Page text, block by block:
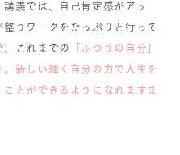
講義では、自己肯定感がアッ
整うワークをたっぷりと行 って
、これまでの
「ふつうの自分」
。新しい輝く自分の力で人生を
ことができるようになれますま